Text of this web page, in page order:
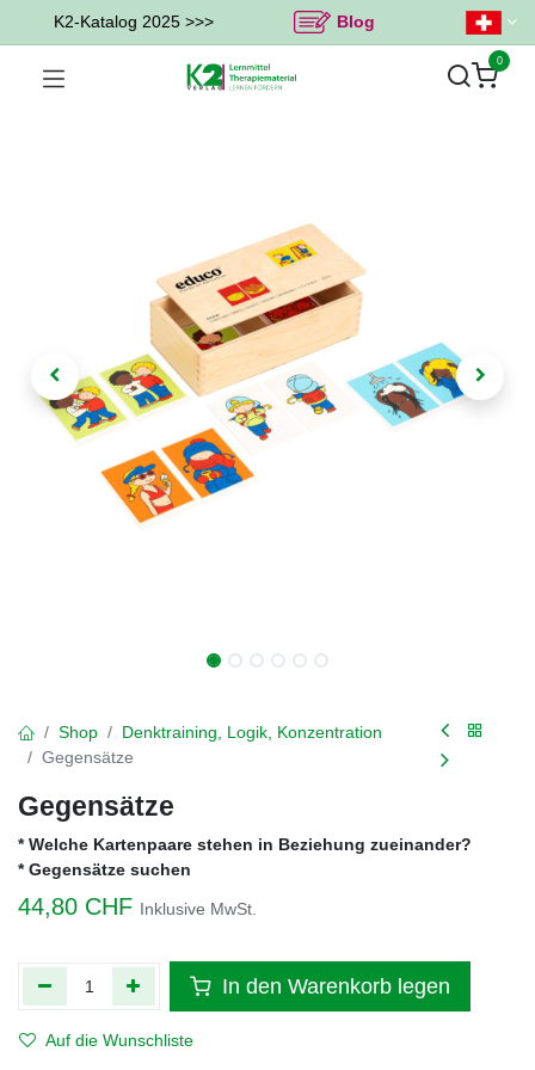
K2-Katalog 2025 >>> Blog
0
Shop
Denktraining, Logik, Konzentration
Gegensätze
Gegensätze
* Welche Kartenpaare stehen in Beziehung zueinander?
* Gegensätze suchen
44,80 CHF Inklusive MwSt.
In den Warenkorb legen
Auf die Wunschliste